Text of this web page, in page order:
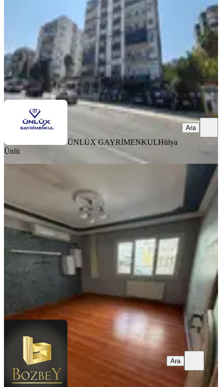
120 m² 2. Kat·08.08.2026
46.000 ₺
ÜNLÜX GAYRİMENKUL Hülya Ünlü
Ara
ÜNLÜX GAYRİMENKULHülya
Ünlü
Ara
Buca Fırat Mahallesinde 2+1 90 M2
Giriş Katı Doğalgazlı Kiralık Daire
Buca, Fırat Mahallesi
2+1
95 m²·Düz Giriş (Zemin)· 08.08.2026
20.000 ₺
Ara